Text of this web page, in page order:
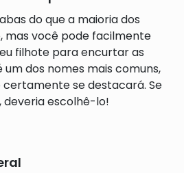
do que a maioria dos
mas você pode facilmente
filhote para encurtar as
um dos nomes mais comuns,
se destacará. Se
deveria escolhê-lo!